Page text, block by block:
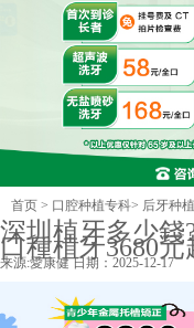
首页 > 口腔种植专科> 后牙种植
深圳植牙多少錢
口種植牙3680
来源:愛康健日期：2025-12-17